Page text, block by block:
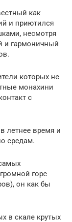
как
и приютился
несмотря
и гармоничный
которых не
монахини
с
летнее время и
средам.
горе
он как бы
в скале крутых